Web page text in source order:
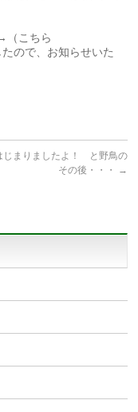
（こちら
ので、お知らせいた
じまりましたよ！ と野鳥の
その後・・・
→